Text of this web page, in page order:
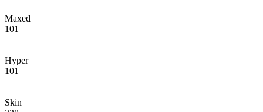
Maxed
101
Hyper
101
Skin